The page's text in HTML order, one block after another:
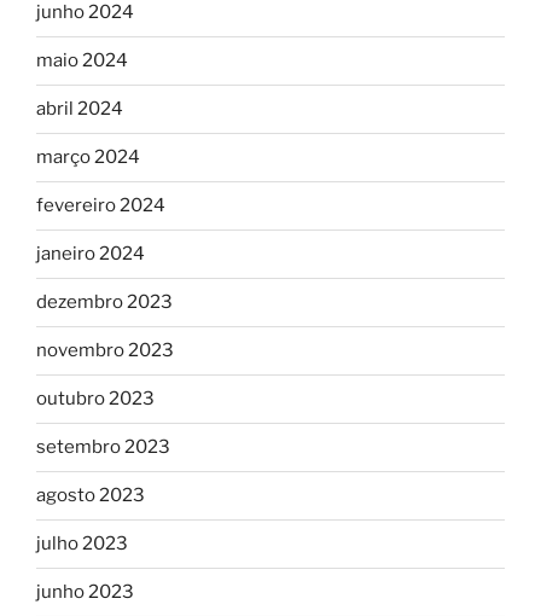
junho 2024
maio 2024
abril 2024
março 2024
fevereiro 2024
janeiro 2024
dezembro 2023
novembro 2023
outubro 2023
setembro 2023
agosto 2023
julho 2023
junho 2023